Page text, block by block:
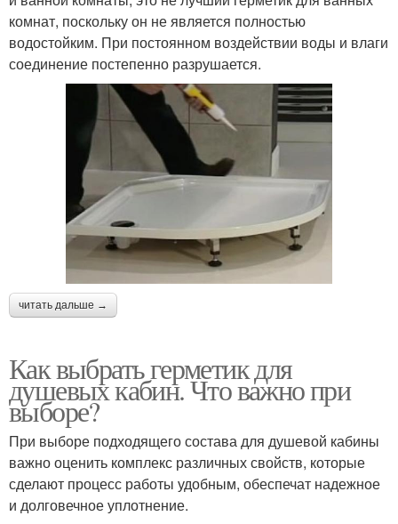
герметик
Акриловый герметик
комнат, поскольку он не является полностью
водостойким. При постоянном воздействии воды и влаги
соединение постепенно разрушается.
читать дальше →
Как выбрать герметик для
душевых кабин. Что важно при
выборе?
При выборе подходящего состава для душевой кабины
важно оценить комплекс различных свойств, которые
сделают процесс работы удобным, обеспечат надежное
и долговечное уплотнение.